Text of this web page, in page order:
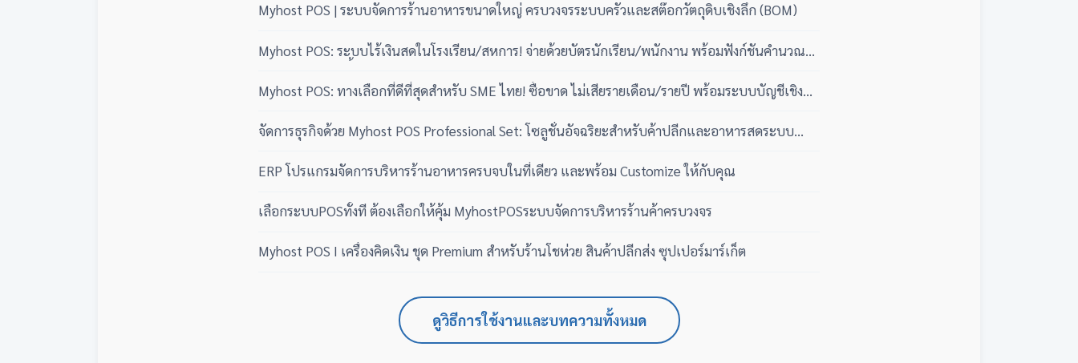
Myhost POS | ระบบจัดการร้านอาหารขนาดใหญ่ ครบวงจรระบบครัวและสต๊อกวัตถุดิบเชิงลึก (BOM)
Myhost POS: ระบบไร้เงินสดในโรงเรียน/สหการ! จ่ายด้วยบัตรนักเรียน/พนักงาน พร้อมฟังก์ชันคำนวณ
Myhost POS: ทางเลือกที่ดีที่สุดสำหรับ SME ไทย! ซื้อขาด ไม่เสียรายเดือน/รายปี พร้อมระบบบัญชีเชิงลึก
จัดการธุรกิจด้วย Myhost POS Professional Set: โซลูชั่นอัจฉริยะสำหรับค้าปลีกและอาหารสดระบบ
ERP โปรแกรมจัดการบริหารร้านอาหารครบจบในที่เดียว และพร้อม Customize ให้กับคุณ
เลือกระบบPOSทั้งที ต้องเลือกให้คุ้ม MyhostPOSระบบจัดการบริหารร้านค้าครบวงจร
Myhost POS I เครื่องคิดเงิน ชุด Premium สำหรับร้านโชห่วย สินค้าปลีกส่ง ซุปเปอร์มาร์เก็ต
ดูวิธีการใช้งานและบทความทั้งหมด